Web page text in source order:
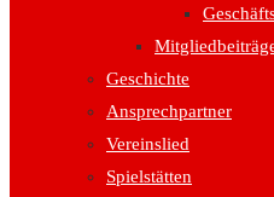
Geschichte
Ansprechpartner
Vereinslied
Spielstätten